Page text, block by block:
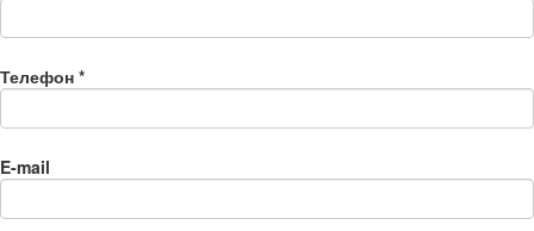
Телефон *
E-mail